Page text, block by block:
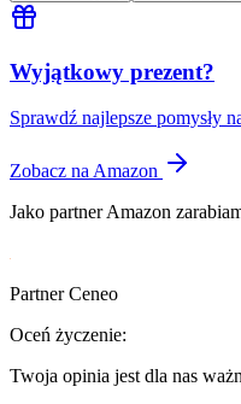
Wyjątkowy prezent?
Sprawdź najlepsze pomysły
Zobacz na Amazon
Jako partner Amazon
Partner Ceneo
Oceń życzenie:
Twoja opinia jest dla nas